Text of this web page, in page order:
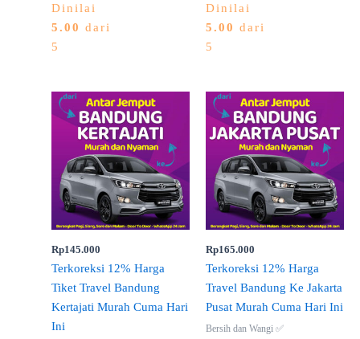
Dinilai
5.00 dari
5
Dinilai
5.00 dari
5
Rp145.000
Terkoreksi 12% Harga
Tiket Travel Bandung
Kertajati Murah Cuma Hari
Ini
Rp165.000
Terkoreksi 12% Harga
Travel Bandung Ke Jakarta
Pusat Murah Cuma Hari Ini
Bersih dan Wangi ✅